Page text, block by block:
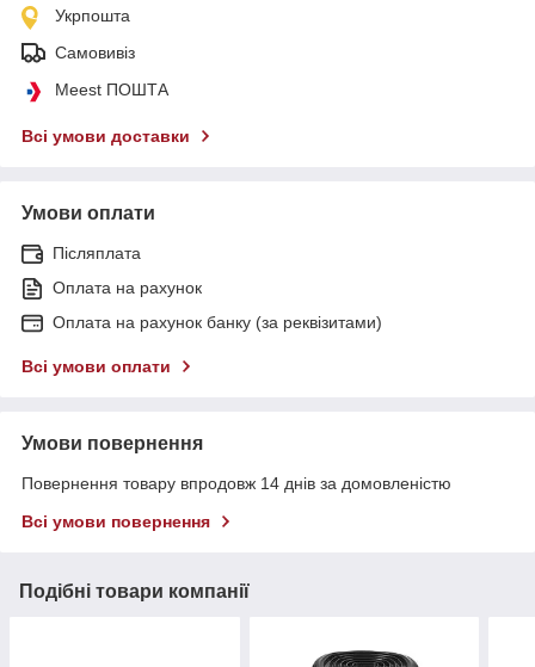
Укрпошта
Самовивіз
Meest ПОШТА
Всі умови доставки
Умови оплати
Післяплата
Оплата на рахунок
Оплата на рахунок банку (за реквізитами)
Всі умови оплати
Умови повернення
Повернення товару впродовж 14 днів за домовленістю
Всі умови повернення
Подібні товари компанії